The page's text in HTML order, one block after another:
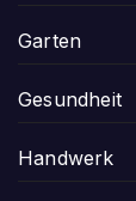
Garten
Gesundheit
Handwerk